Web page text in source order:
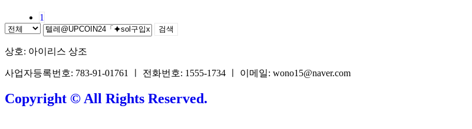
1
검색
상호: 아이리스 상조
사업자등록번호: 783-91-01761 ㅣ 전화번호: 1555-1734 ㅣ 이메일: wono15@naver.com
Copyright © All Rights Reserved.